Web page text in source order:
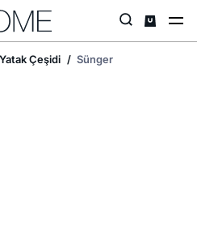
Yatak Çeşidi Sünger